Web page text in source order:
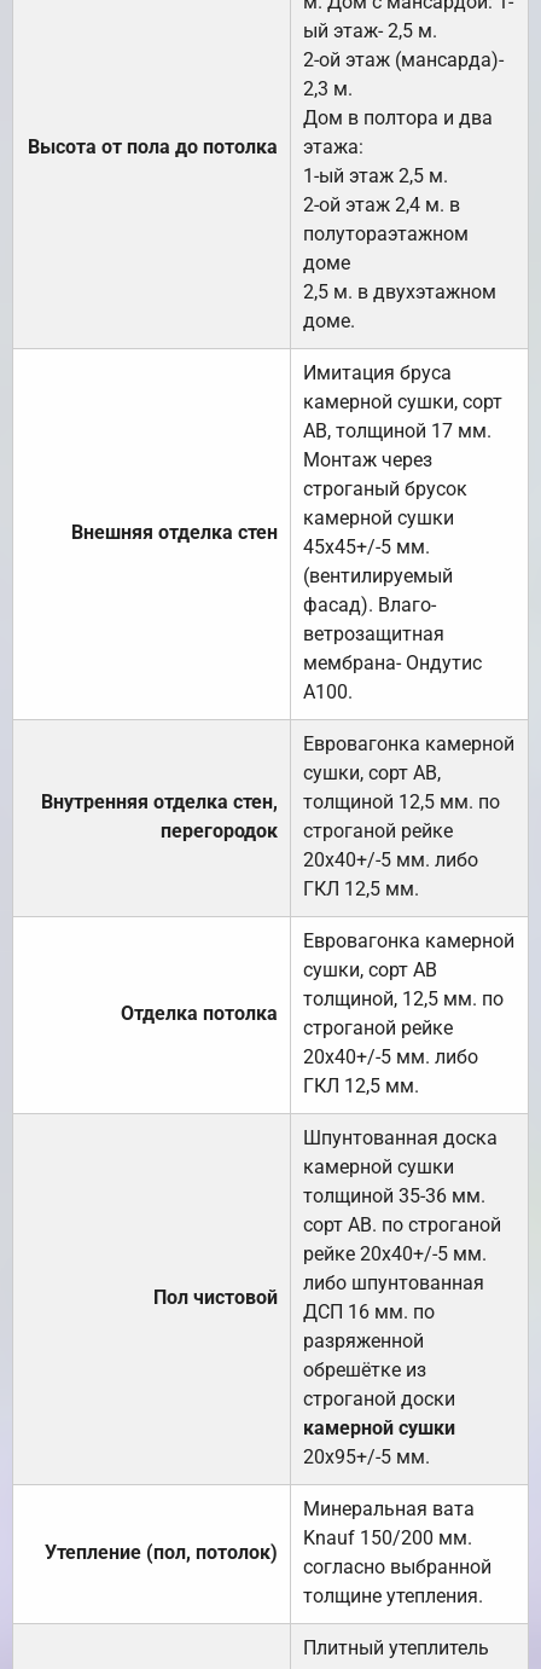
Высота от пола до потолка
ый этаж- 2,5 м.
2-ой этаж (мансарда)-
2,3 м.
Дом в полтора и два
этажа:
1-ый этаж 2,5 м.
2-ой этаж 2,4 м. в
полутораэтажном
доме
2,5 м. в двухэтажном
доме.
Внешняя отделка стен
Имитация бруса
камерной сушки, сорт
АВ, толщиной 17 мм.
Монтаж через
строганый брусок
камерной сушки
45х45+/-5 мм.
(вентилируемый
фасад). Влаго-
ветрозащитная
мембрана- Ондутис
А100.
Внутренняя отделка стен,
перегородок
Евровагонка камерной
сушки, сорт АВ,
толщиной 12,5 мм. по
строганой рейке
20х40+/-5 мм. либо
ГКЛ 12,5 мм.
Отделка потолка
Евровагонка камерной
сушки, сорт АВ
толщиной, 12,5 мм. по
строганой рейке
20х40+/-5 мм. либо
ГКЛ 12,5 мм.
Пол чистовой
Шпунтованная доска
камерной сушки
толщиной 35-36 мм.
сорт АВ. по строганой
рейке 20х40+/-5 мм.
либо шпунтованная
ДСП 16 мм. по
разряженной
обрешётке из
строганой доски
камерной сушки
20х95+/-5 мм.
Утепление (пол, потолок)
Минеральная вата
Knauf 150/200 мм.
согласно выбранной
толщине утепления.
Плитный утеплитель